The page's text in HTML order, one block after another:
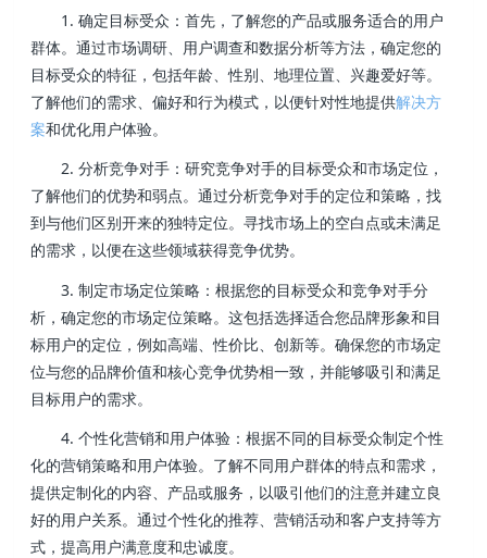
1. 确定目标受众：首先，了解您的产品或服务适合的用户
群体。通过市场调研、用户调查和数据分析等方法，确定您的
目标受众的特征，包括年龄、性别、地理位置、兴趣爱好等。
了解他们的需求、偏好和行为模式，以便针对性地提供解决方
案和优化用户体验。
2. 分析竞争对手：研究竞争对手的目标受众和市场定位，
了解他们的优势和弱点。通过分析竞争对手的定位和策略，找
到与他们区别开来的独特定位。寻找市场上的空白点或未满足
的需求，以便在这些领域获得竞争优势。
3. 制定市场定位策略：根据您的目标受众和竞争对手分
析，确定您的市场定位策略。这包括选择适合您品牌形象和目
标用户的定位，例如高端、性价比、创新等。确保您的市场定
位与您的品牌价值和核心竞争优势相一致，并能够吸引和满足
目标用户的需求。
4. 个性化营销和用户体验：根据不同的目标受众制定个性
化的营销策略和用户体验。了解不同用户群体的特点和需求，
提供定制化的内容、产品或服务，以吸引他们的注意并建立良
好的用户关系。通过个性化的推荐、营销活动和客户支持等方
式，提高用户满意度和忠诚度。